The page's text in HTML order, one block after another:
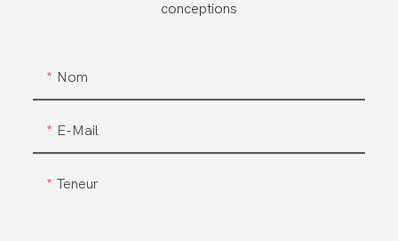
conceptions
Nom
E-Mail
Teneur